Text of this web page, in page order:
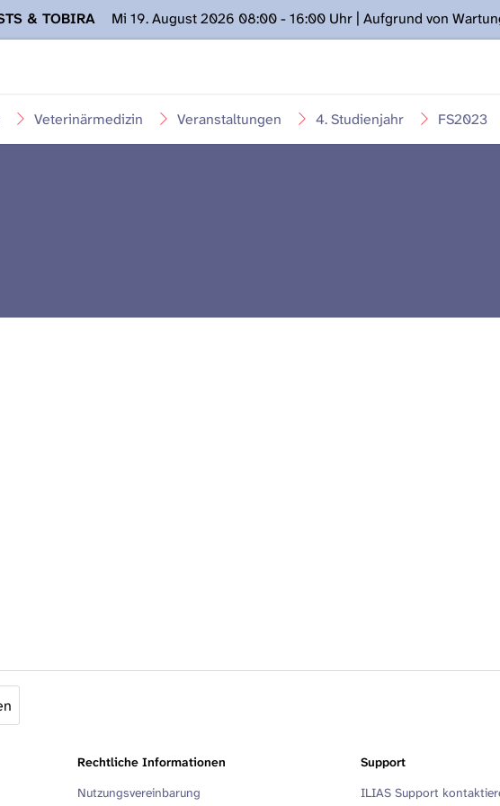
& TOBIRA
Mi 19. August 2026 08:00 - 16:00 Uhr | Aufgrund von
zur Verfügung stehen. Kontakt: www.podcast.unibe.ch
FS2023
4. Studienjahr
Veranstaltungen
Veterinärmedizin
Rechtliche Informationen
Nutzungsvereinbarung
Support
ILIAS Support